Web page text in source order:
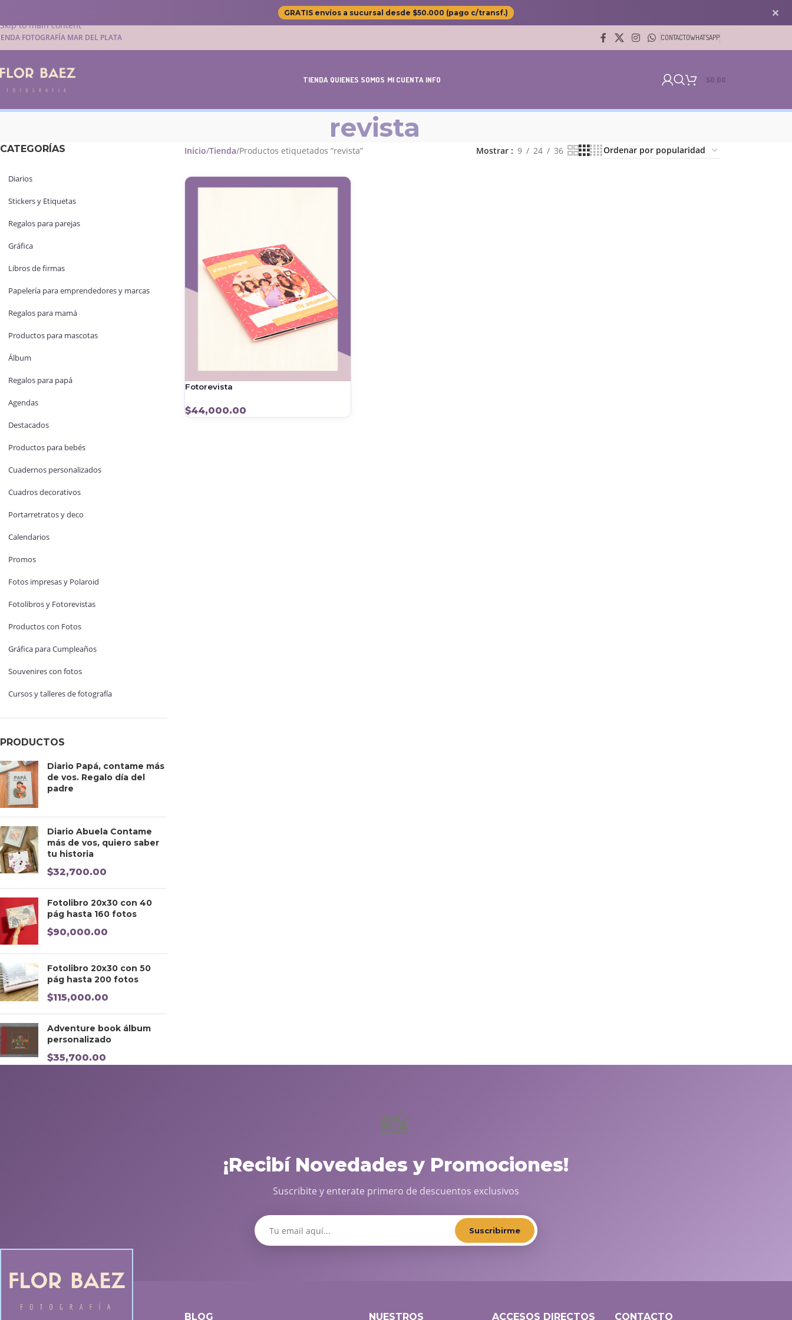
Skip to main content
GRATIS envíos a sucursal desde $50.000 (pago c/transf.) ✕
FOTOGRAFÍA MAR DEL PLATA CONTACTOWHATSAPP
TIENDA QUIENES SOMOS MI CUENTA INFO $0.00
revista
CATEGORÍAS
Diarios
Stickers y Etiquetas
Regalos para parejas
Gráfica
Libros de firmas
Papelería para emprendedores y marcas
Regalos para mamá
Productos para mascotas
Álbum
Regalos para papá
Agendas
Destacados
Productos para bebés
Cuadernos personalizados
Cuadros decorativos
Portarretratos y deco
Calendarios
Promos
Fotos impresas y Polaroid
Fotolibros y Fotorevistas
Productos con Fotos
Gráfica para Cumpleaños
Souvenires con fotos
Cursos y talleres de fotografía
PRODUCTOS
Diario Papá, contame más
de vos. Regalo día del
padre
Diario Abuela Contame
más de vos, quiero saber
tu historia
$32,700.00
Fotolibro 20x30 con 40
pág hasta 160 fotos
$90,000.00
Fotolibro 20x30 con 50
pág hasta 200 fotos
$115,000.00
Adventure book álbum
personalizado
$35,700.00
Inicio Tienda Productos etiquetados “revista” Mostrar 9 24 36
Fotorevista
$44,000.00
📸
¡Recibí Novedades y Promociones!
Suscribite y enterate primero de descuentos exclusivos
Suscribirme
BLOG NUESTROS ACCESOS DIRECTOS CONTACTO